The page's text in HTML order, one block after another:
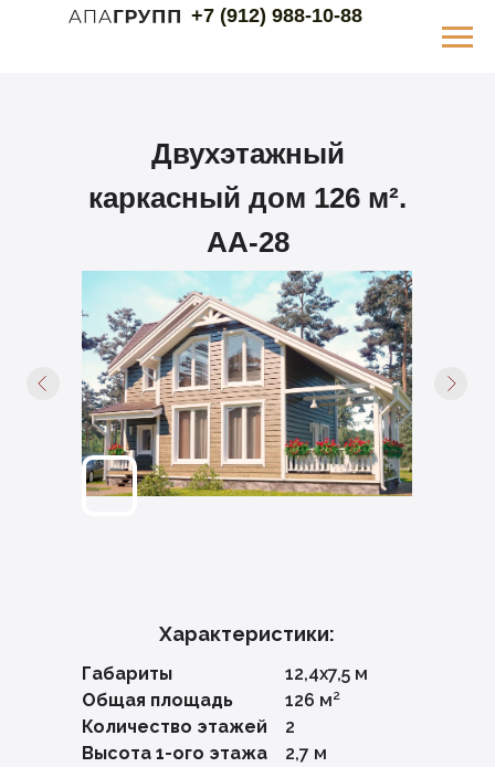
+7 (912) 988-10-88
Двухэтажный
каркасный дом 126 м².
АА-28
Габариты
Общая площадь
Количество этажей
Высота 1-ого этажа
12,4х7,5 м
126 м²
2
2,7 м
Характеристики: